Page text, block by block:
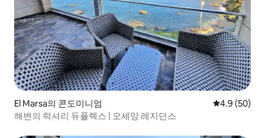
El Marsa의 콘도미니엄 평점 4.9점(5
4.9 (50)
해변의 럭셔리 듀플렉스 | 오세앙 레지던스